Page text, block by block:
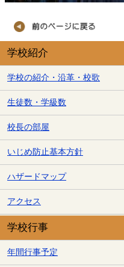
学校紹介
学校の紹介・沿革・校歌
生徒数・学級数
校長の部屋
いじめ防止基本方針
ハザードマップ
アクセス
学校行事
年間行事予定